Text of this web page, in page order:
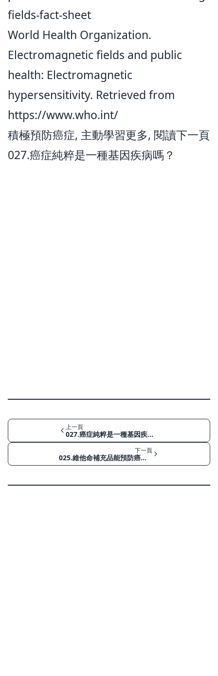
fields-fact-sheet
World Health Organization.
Electromagnetic fields and public
health: Electromagnetic
hypersensitivity. Retrieved from
https://www.who.int/
積極預防癌症, 主動學習更多, 閱讀下一頁
027.癌症純粹是一種基因疾病嗎？
上一頁
027.癌症純粹是一種基因疾病嗎？
下一頁
025.維他命補充品能預防癌症嗎？